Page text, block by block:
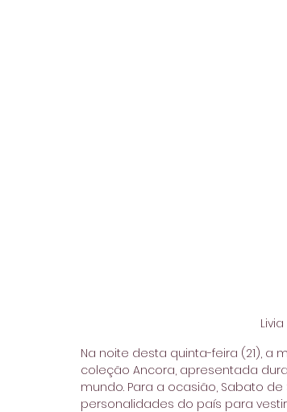
Na noite desta quinta-feira (21), a
coleção Ancora, apresentada
mundo. Para a ocasião, Sabato
personalidades do país para